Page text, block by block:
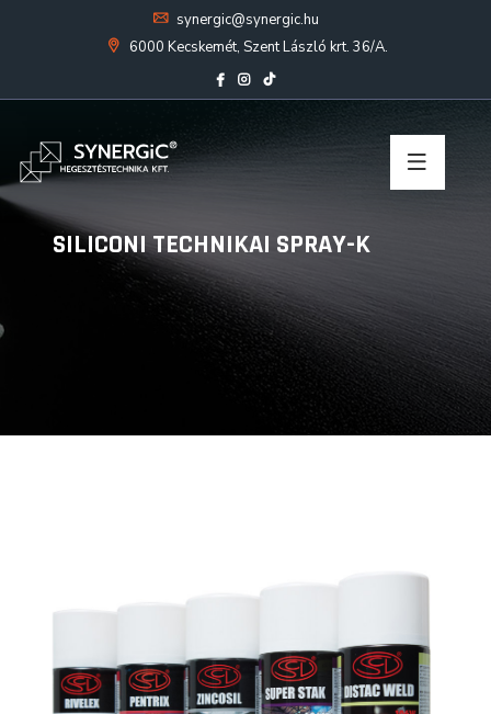
synergic@synergic.hu
6000 Kecskemét, Szent László krt. 36/A.
SILICONI TECHNIKAI SPRAY-K